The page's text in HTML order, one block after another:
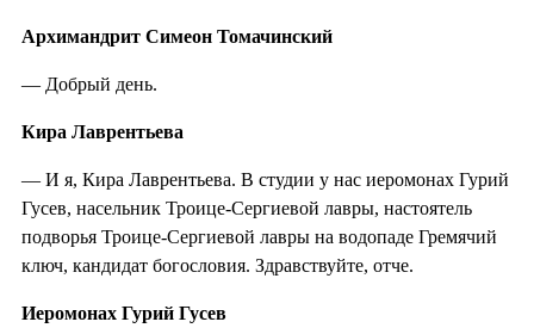
Архимандрит Симеон Томачинский
— Добрый день.
Кира Лаврентьева
— И я, Кира Лаврентьева. В студии у нас иеромонах Гурий
Гусев, насельник Троице-Сергиевой лавры, настоятель
подворья Троице-Сергиевой лавры на водопаде Гремячий
ключ, кандидат богословия. Здравствуйте, отче.
Иеромонах Гурий Гусев